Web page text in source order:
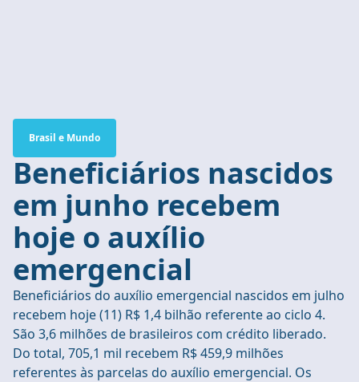
Brasil e Mundo
Beneficiários nascidos
em junho recebem
hoje o auxílio
emergencial
Beneficiários do auxílio emergencial nascidos em julho
recebem hoje (11) R$ 1,4 bilhão referente ao ciclo 4.
São 3,6 milhões de brasileiros com crédito liberado.
Do total, 705,1 mil recebem R$ 459,9 milhões
referentes às parcelas do auxílio emergencial. Os